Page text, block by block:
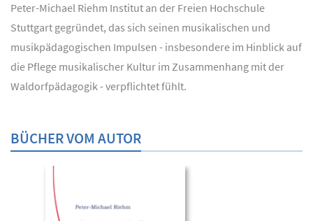
Peter-Michael Riehm Institut an der Freien Hochschule
Stuttgart gegründet, das sich seinen musikalischen und
musikpädagogischen Impulsen - insbesondere im Hinblick auf
die Pflege musikalischer Kultur im Zusammenhang mit der
Waldorfpädagogik - verpflichtet fühlt.
BÜCHER VOM AUTOR